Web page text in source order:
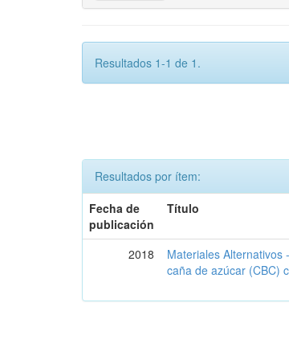
Resultados 1-1 de 1.
Resultados por ítem:
Fecha de
publicación
Título
2018
Materiales Alternativos
caña de azúcar (CBC)